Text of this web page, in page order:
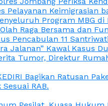
Pelayanan Keimigrasian
Program MBG di
Raga Bersama dan
Pencabulan 11 Santriwati
Jalanan” Kawal Kasus
Tumor, Direktur
Bagikan Ratusan
RAB.